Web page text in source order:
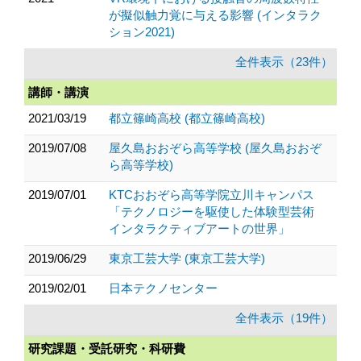
が擬似触力覚に与える影響 (インタラク
ション2021)
全件表示（23件）
講師・講演
2021/03/19
都立篠崎高校 (都立篠崎高校)
2019/07/08
屋久島おおぞら高等学校 (屋久島おおぞ
ら高等学校)
2019/07/01
KTCおおぞら高等学院立川キャンパス
「テクノロジーを駆使した体験型芸術
インタラクティブアートの世界」
2019/06/29 東京工芸大学 (東京工芸大学)
2019/02/01 日本テクノセンター
全件表示（19件）
研究課題・受託研究・科研費